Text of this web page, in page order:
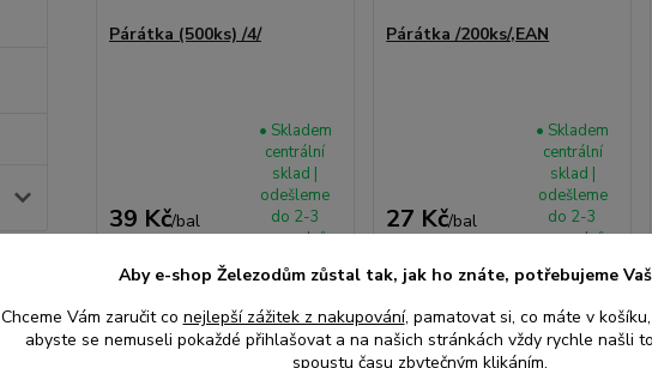
Párátka (500ks) /4/
39 Kč/bal
32 Kčbez DPH
• Skladem
centrální
sklad |
odešleme
do 2-3
prac. dnů
Přidat do košíku
Párátka /200ks/,EAN
27 Kč/bal
22 Kčbez DPH
• Skladem
centrální
sklad |
odešleme
do 2-3
prac. dnů
Přidat do košíku
Aby e-shop Železodům zůstal tak, jak ho znáte, potřebujeme
Chceme Vám zaručit co nejlepší zážitek z nakupování, pamatovat si, co máte v
abyste se nemuseli pokaždé přihlašovat a na našich stránkách vždy rychle našli
spoustu času zbytečným klikáním.